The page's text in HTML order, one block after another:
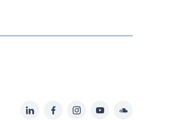
Suivez-
LinkedInFacebookInstagramYouTubeSoundcloud